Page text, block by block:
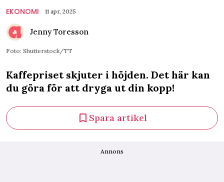
EKONOMI 11 apr, 2025
Jenny Toresson
Foto: Shutterstock/TT
Kaffepriset skjuter i höjden. Det här kan
du göra för att dryga ut din kopp!
Spara artikel
Annons